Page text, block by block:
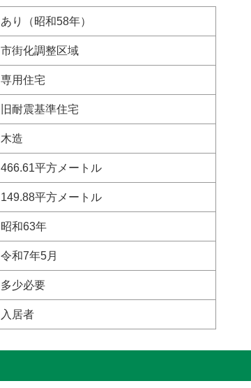
あり（昭和58年）
市街化調整区域
専用住宅
旧耐震基準住宅
木造
466.61平方メートル
149.88平方メートル
昭和63年
令和7年5月
多少必要
入居者